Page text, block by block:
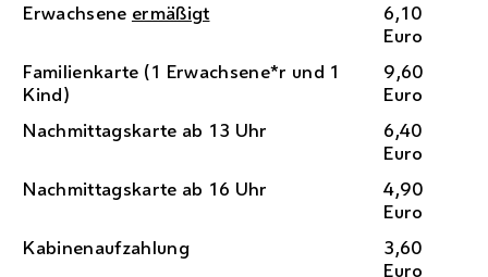
Erwachsene ermäßigt
6,10
Euro
Familienkarte (1 Erwachsene*r und 1
Kind)
9,60
Euro
Nachmittagskarte ab 13 Uhr
6,40
Euro
Nachmittagskarte ab 16 Uhr
4,90
Euro
Kabinenaufzahlung
3,60
Euro